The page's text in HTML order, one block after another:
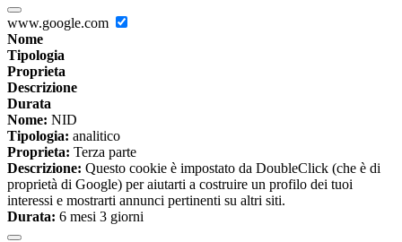
www.google.com
Nome
Tipologia
Proprieta
Descrizione
Durata
Nome: NID
Tipologia: analitico
Proprieta: Terza parte
Descrizione: Questo cookie è impostato da DoubleClick (che è di
proprietà di Google) per aiutarti a costruire un profilo dei tuoi
interessi e mostrarti annunci pertinenti su altri siti.
Durata: 6 mesi 3 giorni